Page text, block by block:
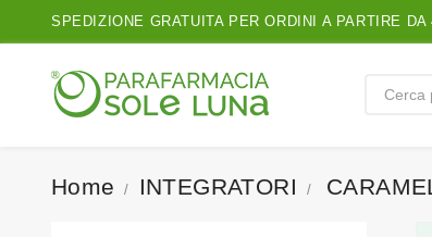
SPEDIZIONE GRATUITA PER ORDINI A PARTIRE DA
Home INTEGRATORI